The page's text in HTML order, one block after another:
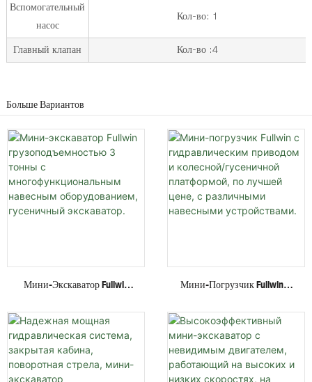
Вспомогательный
насос
Кол-во: 1
Главный клапан Кол-во :4
Больше Вариантов
Мини-Экскаватор Fullwin
Тонны С
Многофункциональным
Навесным Оборудованием,
Гусеничный Экскаватор.
Мини-Погрузчик Fullwin С
И Колесной/гусеничной
Платформой, По Лучшей
Цене, С Различными
Навесными Устройствами.